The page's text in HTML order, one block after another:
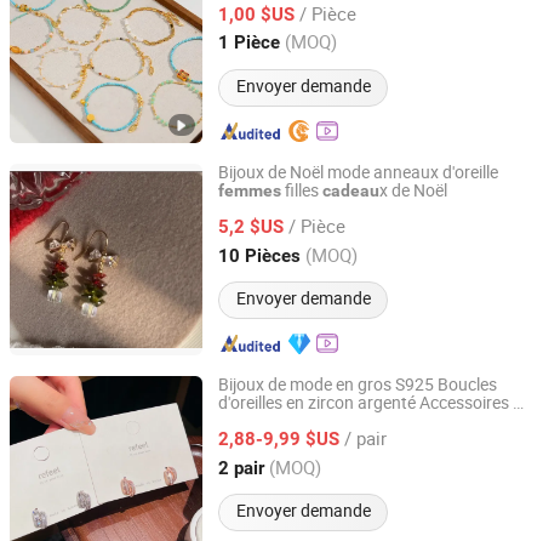
1,00 $US / Pièce
1 Pièce (MOQ)
Envoyer demande
Shanxi, China Depuis 2025
Bijoux de Noël mode anneaux d'oreille
femmesfillescadeaux de Noël
5,2 $US / Pièce
10 Pièces (MOQ)
Envoyer demande
Changsha Qingyulan Homeware Co., Ltd.
Hunan, China Depuis 2022
Bijoux de mode en gros S925 Boucles
d'oreilles en zircon argenté Accessoires de
2,88-9,99 $US / pair
2 pair (MOQ)
Envoyer demande
HENAN GRACE JEWELRY CO., LTD.
Henan, China Depuis 2022